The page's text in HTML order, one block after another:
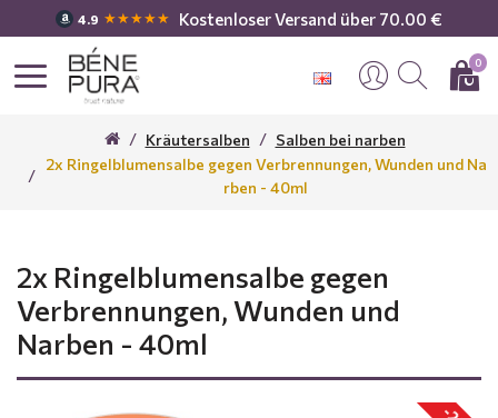
4.9 ★★★★★ Kostenloser Versand über 70.00 €
0
Kräutersalben
Salben bei narben
2x Ringelblumensalbe gegen Verbrennungen, Wunden und Na
rben - 40ml
2x Ringelblumensalbe gegen
Verbrennungen, Wunden und
Narben - 40ml